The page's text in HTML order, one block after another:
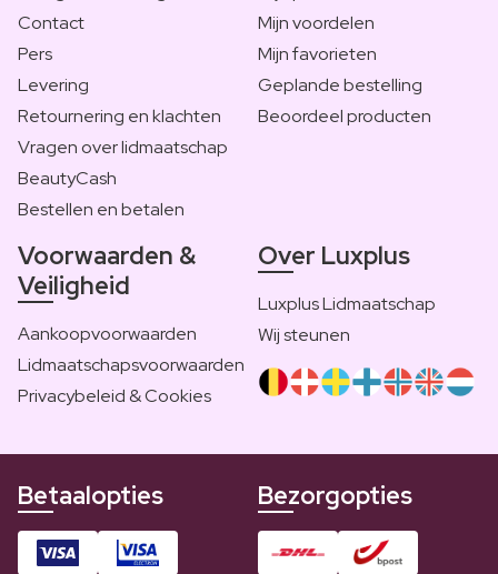
Contact
Pers
Levering
Retournering en klachten
Vragen over lidmaatschap
BeautyCash
Bestellen en betalen
Mijn voordelen
Mijn favorieten
Geplande bestelling
Beoordeel producten
Voorwaarden &
Veiligheid
Aankoopvoorwaarden
Lidmaatschapsvoorwaarden
Privacybeleid & Cookies
Over Luxplus
Luxplus Lidmaatschap
Wij steunen
Betaalopties Bezorgopties